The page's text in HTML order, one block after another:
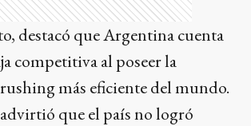
destacó que Argentina cuenta
competitiva al poseer la
más eficiente del mundo.
que el país no logró